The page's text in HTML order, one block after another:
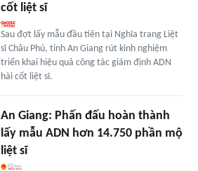
cốt liệt sĩ
Sau đợt lấy mẫu đầu tiên tại Nghĩa trang Liệt
sĩ Châu Phú, tỉnh An Giang rút kinh nghiệm
triển khai hiệu quả công tác giám định ADN
hài cốt liệt sĩ.
An Giang: Phấn đấu hoàn thành
lấy mẫu ADN hơn 14.750 phần mộ
liệt sĩ